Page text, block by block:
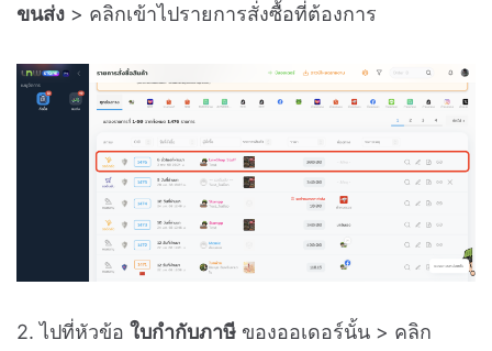
ขนส่ง > คลิกเข้าไปรายการสั่งซื้อที่ต้องการ
2. ไปที่หัวข้อ ใบกำกับภาษี ของออเดอร์นั้น > คลิก